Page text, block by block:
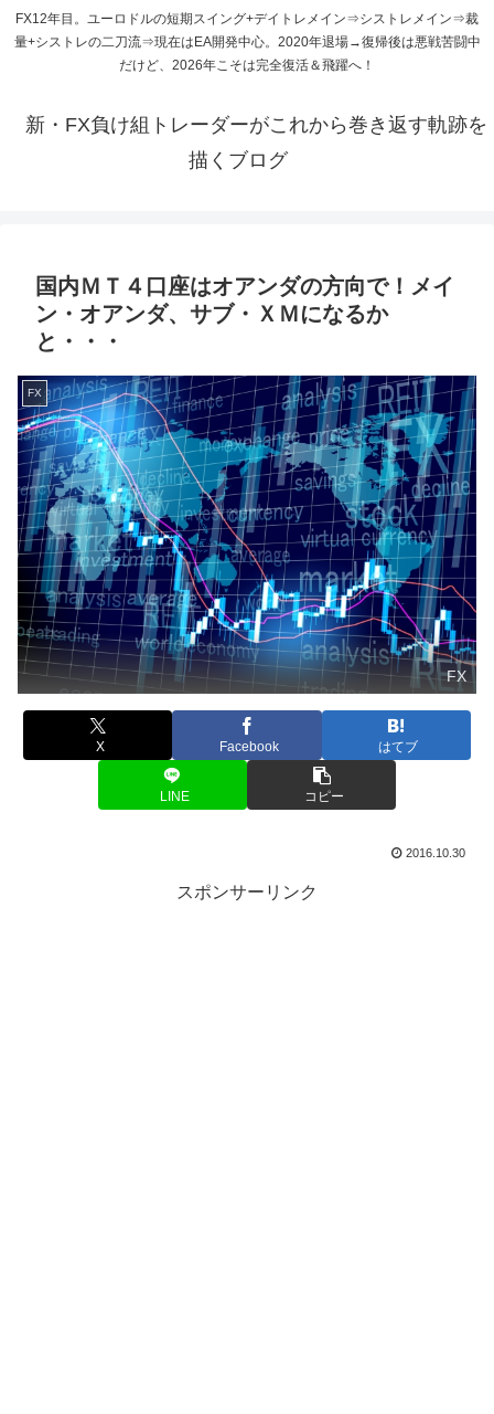
FX12年目。ユーロドルの短期スイング+デイトレメイン⇒シストレメイン⇒裁
量+シストレの二刀流⇒現在はEA開発中心。2020年退場→復帰後は悪戦苦闘中
だけど、2026年こそは完全復活＆飛躍へ！
新・FX負け組トレーダーがこれから巻き返す軌跡を
描くブログ
国内ＭＴ４口座はオアンダの方向で！メイ
ン・オアンダ、サブ・ＸＭになるか
と・・・
FX
FX
X Facebook はてブ
LINE コピー
2016.10.30
スポンサーリンク